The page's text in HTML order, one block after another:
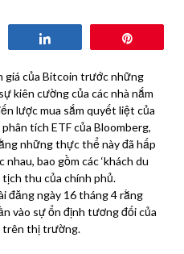
giá của Bitcoin trước những
kiên cường của các nhà nắm
lược mua sắm quyết liệt của
tích ETF của Bloomberg,
những thực thể này đã hấp
bao gồm các ‘khách du
thu của chính phủ.
đăng ngày 16 tháng 4 rằng
vào sự ổn định tương đối của
trên thị trường.